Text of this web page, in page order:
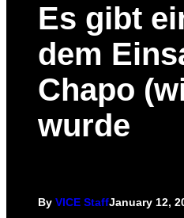
Es gibt
dem
Chapo
wurde
By VICE StaffJanuary 12,